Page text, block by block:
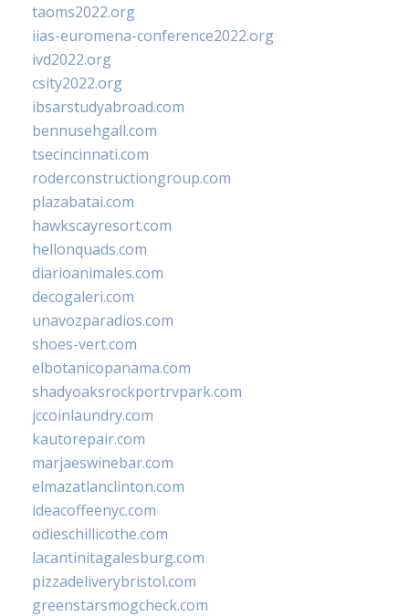
taoms2022.org
iias-euromena-conference2022.org
ivd2022.org
csity2022.org
ibsarstudyabroad.com
bennusehgall.com
tsecincinnati.com
roderconstructiongroup.com
plazabatai.com
hawkscayresort.com
hellonquads.com
diarioanimales.com
decogaleri.com
unavozparadios.com
shoes-vert.com
elbotanicopanama.com
shadyoaksrockportrvpark.com
jccoinlaundry.com
kautorepair.com
marjaeswinebar.com
elmazatlanclinton.com
ideacoffeenyc.com
odieschillicothe.com
lacantinitagalesburg.com
pizzadeliverybristol.com
greenstarsmogcheck.com